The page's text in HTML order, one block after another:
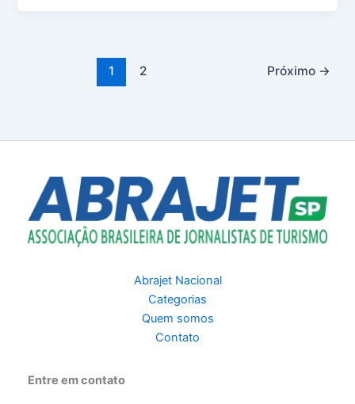
1 2 Próximo →
Abrajet Nacional
Categorias
Quem somos
Contato
Entre em contato